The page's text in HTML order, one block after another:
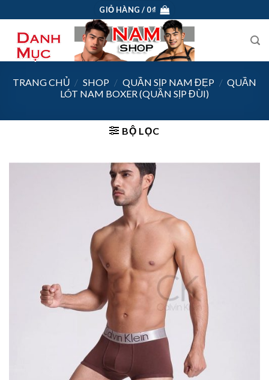
to
content
GIỎ HÀNG / 0₫
TRANG CHỦ / SHOP / QUẦN SỊP NAM ĐẸP / QUẦN
LÓT NAM BOXER (QUẦN SỊP ĐÙI)
BỘ LỌC